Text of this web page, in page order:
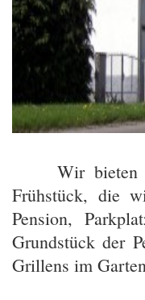
Wir bieten
Frühstück, die
Pension,
Grundstück der
Grillens im